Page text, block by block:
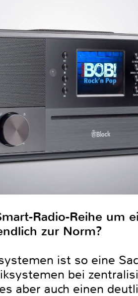
Radio-Reihe um
zur Norm?
ist so eine
bei
aber auch einen